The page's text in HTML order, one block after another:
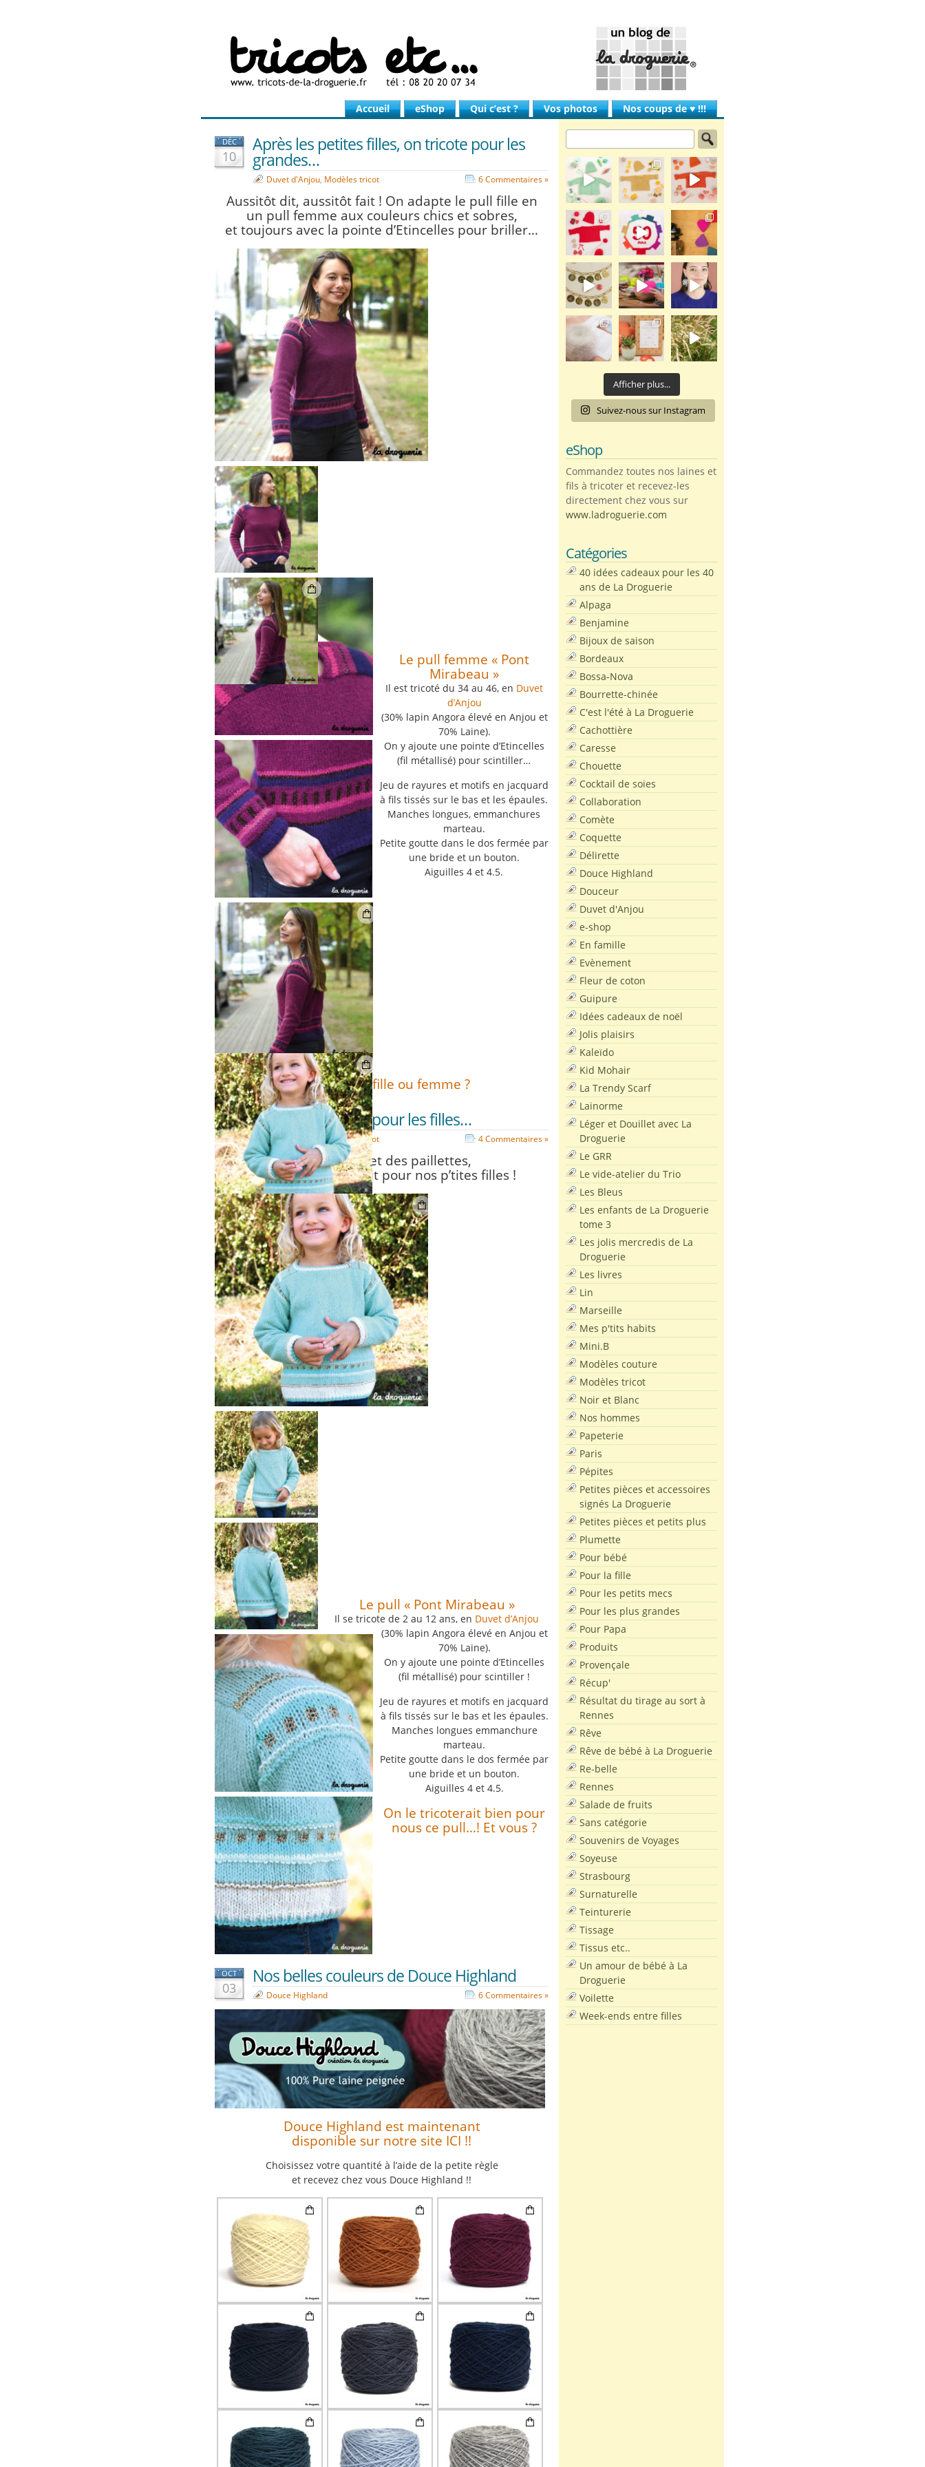
Accueil eShop Qui c’est ? Vos photos Nos coups de ♥ !!!
DÉC
10
Après les petites filles, on tricote pour les
grandes…
Duvet d'Anjou, Modèles tricot 6 Commentaires »
Aussitôt dit, aussitôt fait ! On adapte le pull fille en
un pull femme aux couleurs chics et sobres,
et toujours avec la pointe d’Etincelles pour briller…
Le pull femme « Pont
Mirabeau »
Il est tricoté du 34 au 46, en Duvet
d’Anjou
(30% lapin Angora élevé en Anjou et
70% Laine).
On y ajoute une pointe d’Etincelles
(fil métallisé) pour scintiller…
Jeu de rayures et motifs en jacquard
à fils tissés sur le bas et les épaules.
Manches longues, emmanchures
marteau.
Petite goutte dans le dos fermée par
une bride et un bouton.
Aiguilles 4 et 4.5.
Alors, plutôt fille ou femme ?
DÉC
08
On adore tricoter pour les filles…
Duvet d'Anjou Modèles tricot 4 Commentaires »
Des rayures et des paillettes,
c’est le combo parfait pour nos p’tites filles !
Le pull « Pont Mirabeau »
Il se tricote de 2 au 12 ans, en Duvet d’Anjou
(30% lapin Angora élevé en Anjou et
70% Laine).
On y ajoute une pointe d’Etincelles
(fil métallisé) pour scintiller !
Jeu de rayures et motifs en jacquard
à fils tissés sur le bas et les épaules.
Manches longues emmanchure
marteau.
Petite goutte dans le dos fermée par
une bride et un bouton.
Aiguilles 4 et 4.5.
On le tricoterait bien pour
nous ce pull…! Et vous ?
OCT
03
Nos belles couleurs de Douce Highland
Douce Highland 6 Commentaires »
Douce Highland est maintenant
disponible sur notre site ICI !!
Choisissez votre quantité à l’aide de la petite règle
et recevez chez vous Douce Highland !!
Afficher plus...
Suivez-nous sur Instagram
eShop
Commandez toutes nos laines et
fils à tricoter et recevez-les
directement chez vous sur
www.ladroguerie.com
Catégories
40 idées cadeaux pour les 40
ans de La Droguerie
Alpaga
Benjamine
Bijoux de saison
Bordeaux
Bossa-Nova
Bourrette-chinée
C'est l'été à La Droguerie
Cachottière
Caresse
Chouette
Cocktail de soies
Collaboration
Comète
Coquette
Délirette
Douce Highland
Douceur
Duvet d'Anjou
e-shop
En famille
Evènement
Fleur de coton
Guipure
Idées cadeaux de noël
Jolis plaisirs
Kaleïdo
Kid Mohair
La Trendy Scarf
Lainorme
Léger et Douillet avec La
Droguerie
Le GRR
Le vide-atelier du Trio
Les Bleus
Les enfants de La Droguerie
tome 3
Les jolis mercredis de La
Droguerie
Les livres
Lin
Marseille
Mes p'tits habits
Mini.B
Modèles couture
Modèles tricot
Noir et Blanc
Nos hommes
Papeterie
Paris
Pépites
Petites pièces et accessoires
signés La Droguerie
Petites pièces et petits plus
Plumette
Pour bébé
Pour la fille
Pour les petits mecs
Pour les plus grandes
Pour Papa
Produits
Provençale
Récup'
Résultat du tirage au sort à
Rennes
Rêve
Rêve de bébé à La Droguerie
Re-belle
Rennes
Salade de fruits
Sans catégorie
Souvenirs de Voyages
Soyeuse
Strasbourg
Surnaturelle
Teinturerie
Tissage
Tissus etc..
Un amour de bébé à La
Droguerie
Voilette
Week-ends entre filles